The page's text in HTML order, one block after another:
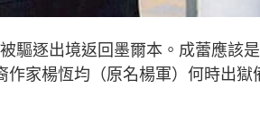
驅逐出境返回墨爾本。成蕾應該
作家楊恆均（原名楊軍）何時出獄